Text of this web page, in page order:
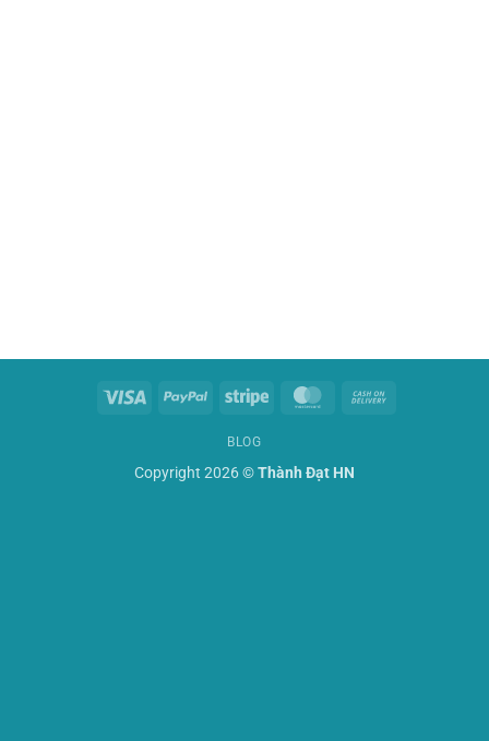
Visa PayPal Stripe MasterCard
BLOG
Copyright 2026 ©Thành Đạt HN